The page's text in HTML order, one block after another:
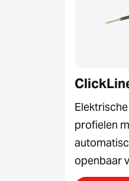
profielen
openbaar